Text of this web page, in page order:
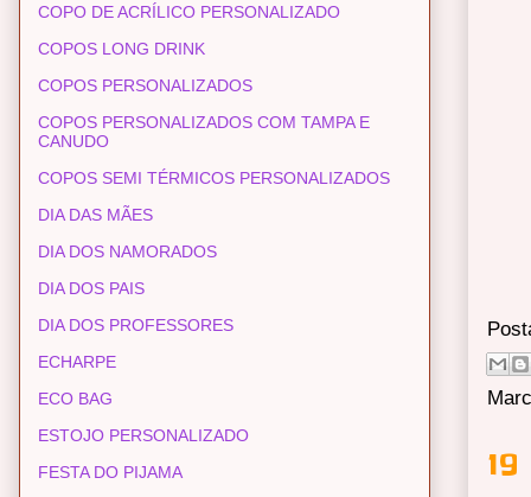
COPO DE ACRÍLICO PERSONALIZADO
COPOS LONG DRINK
COPOS PERSONALIZADOS
COPOS PERSONALIZADOS COM TAMPA E
CANUDO
COPOS SEMI TÉRMICOS PERSONALIZADOS
DIA DAS MÃES
DIA DOS NAMORADOS
DIA DOS PAIS
DIA DOS PROFESSORES
ECHARPE
ECO BAG
ESTOJO PERSONALIZADO
FESTA DO PIJAMA